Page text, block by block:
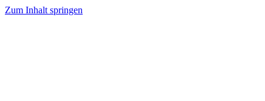
Zum Inhalt springen